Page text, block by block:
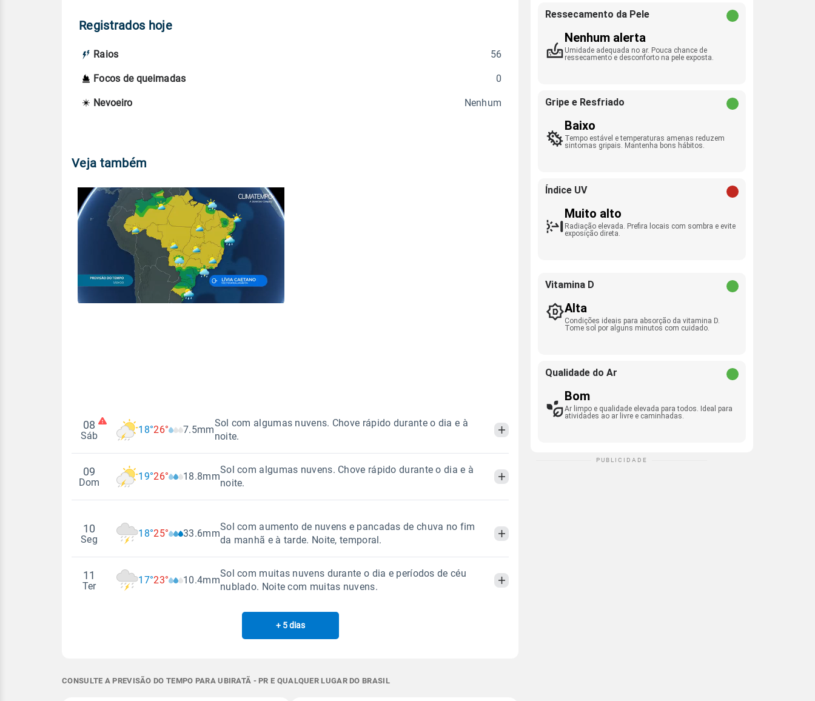
Registrados hoje
Raios 56
Focos de queimadas 0
Nevoeiro Nenhum
Veja também
08
Sáb
18°26° 7.5mm
Sol com algumas nuvens. Chove rápido durante o dia e à
noite.
Madrugada
18°
18°21°
7.5mm
66% de chance
Vento
NNE - 9km/h
NNE - 54km/h
07:04h às 18:10h
Minguante
09
Dom
19°26° 18.8mm
Sol com algumas nuvens. Chove rápido durante o dia e à
noite.
MadrugadaManhãTarde Noite
Temperatura
19°
Sensação térmica
19°22°
Chuva
18.8mm
75% de chance
Umidade do ar
Rajada de vento
07:04h às 18:11h
10
Seg
18°25° 33.6mm
Sol com aumento de nuvens e pancadas de chuva no fim
da manhã e à tarde. Noite, temporal.
Madrugada Manhã Noite
Sensação térmica
Chuva
SE - 5km/h
SE - 27km/h
07:03h às 18:11h
11
Ter
17°23° 10.4mm
Sol com muitas nuvens durante o dia e períodos de céu
nublado. Noite com muitas nuvens.
ManhãTarde
17° 23°
17°19°
10.4mm
+ 5 dias
CONSULTE A PREVISÃO DO TEMPO PARA UBIRATÃ - PR E QUALQUER LUGAR DO BRASIL
Ressecamento da Pele
Nenhum alerta
Umidade adequada no ar. Pouca chance de
ressecamento e desconforto na pele exposta.
Gripe e Resfriado
Baixo
Tempo estável e temperaturas amenas reduzem
sintomas gripais. Mantenha bons hábitos.
Índice UV
Muito alto
Radiação elevada. Prefira locais com sombra e evite
exposição direta.
Vitamina D
Alta
Condições ideais para absorção da vitamina D.
Tome sol por alguns minutos com cuidado.
Qualidade do Ar
Bom
Ar limpo e qualidade elevada para todos. Ideal para
atividades ao ar livre e caminhadas.